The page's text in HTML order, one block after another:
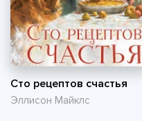
Сто рецептов счастья
Эллисон Майклс